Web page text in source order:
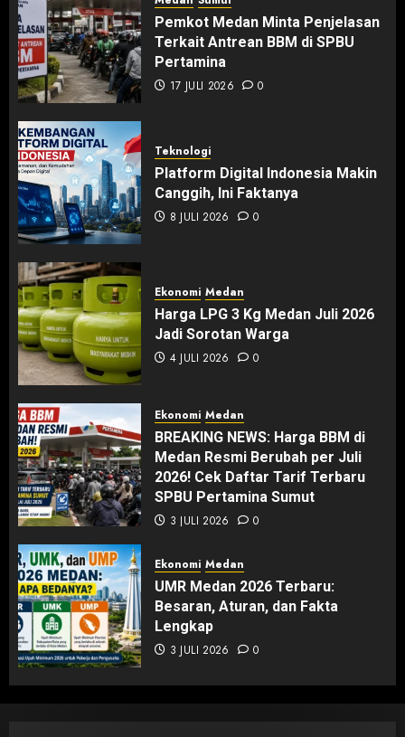
Pemkot Medan Minta Penjelasan
Terkait Antrean BBM di SPBU
Pertamina
17 JULI 2026 0
Teknologi
Platform Digital Indonesia Makin
Canggih, Ini Faktanya
8 JULI 2026 0
Ekonomi Medan
Harga LPG 3 Kg Medan Juli 2026
Jadi Sorotan Warga
4 JULI 2026 0
Ekonomi Medan
BREAKING NEWS: Harga BBM di
Medan Resmi Berubah per Juli
2026! Cek Daftar Tarif Terbaru
SPBU Pertamina Sumut
3 JULI 2026 0
Ekonomi Medan
UMR Medan 2026 Terbaru:
Besaran, Aturan, dan Fakta
Lengkap
3 JULI 2026 0